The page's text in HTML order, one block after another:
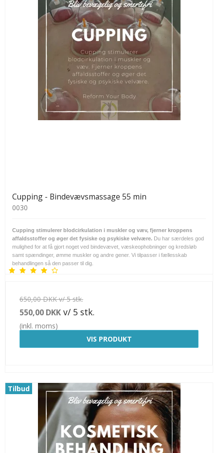
Cupping - Bindevævsmassage 55 min
0030
Cupping stimulerer blodcirkulation i muskler og væv, fjerner kroppens
affaldsstoffer og øger det fysiske og psykiske velvære. Du har særdeles god
mulighed for at få gjort noget ved bindevævet, væskeophobninger og kredsløb
samt spændinger, ømme muskler og andre gener. Vi tilpasser i fællesskab
behandlingen så den passer til dig.
650,00 DKK v/ 5 stk.
550,00 DKK v/ 5 stk.
(inkl. moms)
VIS PRODUKT
Tilbud